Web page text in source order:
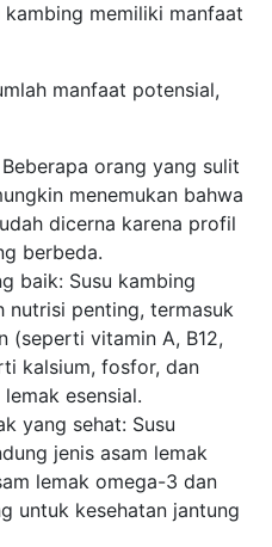
kambing memiliki manfaat
manfaat potensial,
orang yang sulit
menemukan bahwa
dicerna karena profil
berbeda.
baik: Susu kambing
nutrisi penting, termasuk
(seperti vitamin A, B12,
kalsium, fosfor, dan
esensial.
yang sehat: Susu
jenis asam lemak
lemak omega-3 dan
untuk kesehatan jantung